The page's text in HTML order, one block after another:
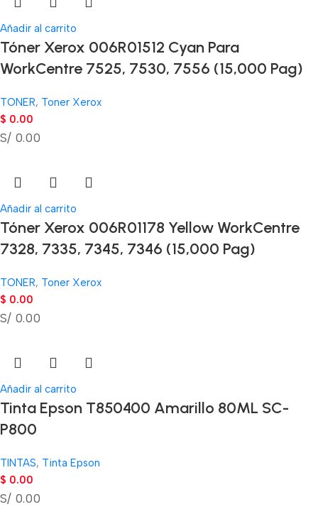
Añadir al carrito
Tóner Xerox 006R01512 Cyan Para
WorkCentre 7525, 7530, 7556 (15,000 Pag)
TONER, Toner Xerox
$ 0.00
S/ 0.00
Añadir al carrito
Tóner Xerox 006R01178 Yellow WorkCentre
7328, 7335, 7345, 7346 (15,000 Pag)
TONER, Toner Xerox
$ 0.00
S/ 0.00
Añadir al carrito
Tinta Epson T850400 Amarillo 80ML SC-
P800
TINTAS, Tinta Epson
$ 0.00
S/ 0.00